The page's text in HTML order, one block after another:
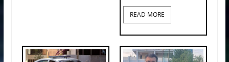
READ MORE